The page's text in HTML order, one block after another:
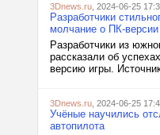
3Dnews.ru , 2024-06-25
Разработчики
молчание о ПК-версии
Разработчики из
рассказали об
версию игры.
3Dnews.ru , 2024-06-25
Учёные научились
автопилота